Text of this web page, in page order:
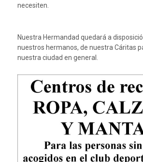
necesiten.
Nuestra Hermandad quedará a
nuestros hermanos, de nuestra Cáritas
nuestra ciudad en general.